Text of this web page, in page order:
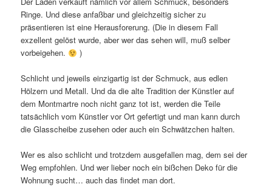
Ringe. Und diese anfaßbar und gleichzeitig sicher zu
präsentieren ist eine Herausforerung. (Die in diesem Fall
exzellent gelöst wurde, aber wer das sehen will, muß selber
vorbeigehen.
)
Schlicht und jeweils einzigartig ist der Schmuck, aus edlen
Hölzern und Metall. Und da die alte Tradition der Künstler auf
dem Montmartre noch nicht ganz tot ist, werden die Teile
tatsächlich vom Künstler vor Ort gefertigt und man kann durch
die Glasscheibe zusehen oder auch ein Schwätzchen halten.
Wer es also schlicht und trotzdem ausgefallen mag, dem sei der
Weg empfohlen. Und wer lieber noch ein bißchen Deko für die
Wohnung sucht… auch das findet man dort.